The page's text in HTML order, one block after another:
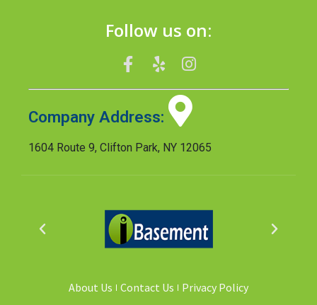
Follow us on:
Company Address:
1604 Route 9, Clifton Park, NY 12065
About Us Contact Us Privacy Policy